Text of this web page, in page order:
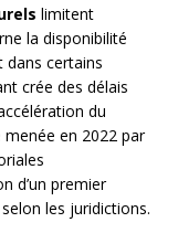
limitent
la disponibilité
dans certains
crée des délais
du
menée en 2022 par
d’un premier
les juridictions.